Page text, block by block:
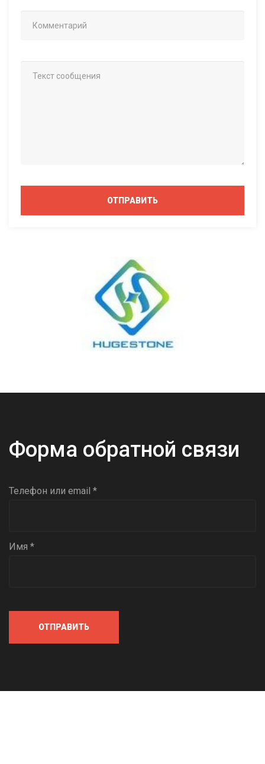
ОТПРАВИТЬ
Форма обратной связи
Телефон или email *
Имя *
ОТПРАВИТЬ